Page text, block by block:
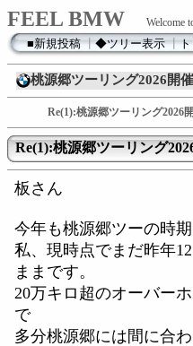
FEEL BMW Welcome
■新規投稿┃◆ツリー表示┃
桃源郷ツーリング2026開
Re(1):桃源郷ツーリング2026
Re(1):桃源郷ツーリング
板さん
今年も桃源郷ツーの時
私、現時点でまだ昨年
ままです。
20万キロ超のオーバー
で
多分桃源郷には間に合